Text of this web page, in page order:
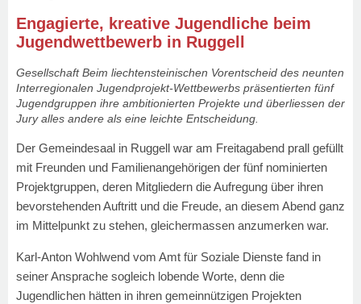
Engagierte, kreative Jugendliche beim
Jugendwettbewerb in Ruggell
Gesellschaft Beim liechtensteinischen Vorentscheid des neunten
Interregionalen Jugendprojekt-Wettbewerbs präsentierten fünf
Jugendgruppen ihre ambitionierten Projekte und überliessen der
Jury alles andere als eine leichte Entscheidung.
Der Gemeindesaal in Ruggell war am Freitagabend prall gefüllt
mit Freunden und Familienangehörigen der fünf nominierten
Projektgruppen, deren Mitgliedern die Aufregung über ihren
bevorstehenden Auftritt und die Freude, an diesem Abend ganz
im Mittelpunkt zu stehen, gleichermassen anzumerken war.
Karl-Anton Wohlwend vom Amt für Soziale Dienste fand in
seiner Ansprache sogleich lobende Worte, denn die
Jugendlichen hätten in ihren gemeinnützigen Projekten